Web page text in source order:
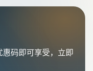
码即可享受，立即